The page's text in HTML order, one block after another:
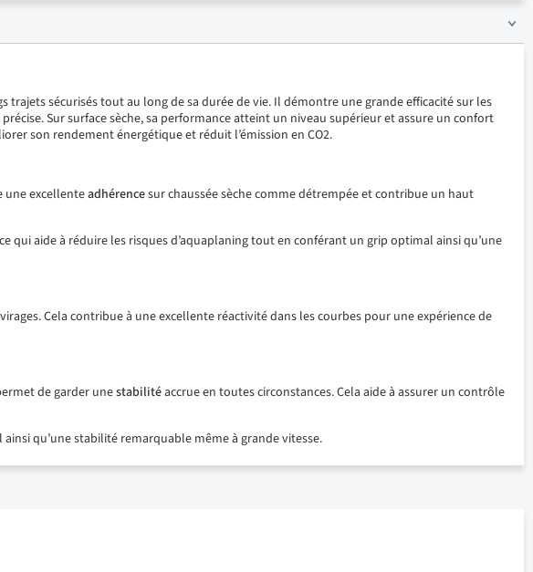
trajets sécurisés tout au long de sa durée de vie. Il démontre une grande efficacité sur les
Sur surface sèche, sa performance atteint un niveau supérieur et assure un confort
son rendement énergétique et réduit l’émission en CO2.
une excellenteadhérencesur chaussée sèche comme détrempée et contribue un haut
qui aide à réduire les risques d’aquaplaning tout en conférant un grip optimal ainsi qu’une
Cela contribue à une excellente réactivité dans les courbes pour une expérience de
de garder unestabilitéaccrue en toutes circonstances. Cela aide à assurer un contrôle
qu’une stabilité remarquable même à grande vitesse.